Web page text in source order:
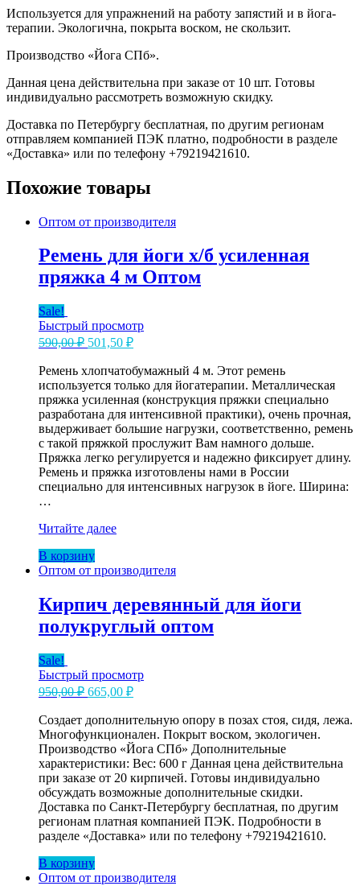
оптом
Используется для упражнений на работу запястий и в йога-
терапии. Экологична, покрыта воском, не скользит.
Производство «Йога СПб».
Данная цена действительна при заказе от 10 шт. Готовы
индивидуально рассмотреть возможную скидку.
Доставка по Петербургу бесплатная, по другим регионам
отправляем компанией ПЭК платно, подробности в разделе
«Доставка» или по телефону +79219421610.
Похожие товары
Оптом от производителя
Ремень для йоги х/б усиленная
пряжка 4 м Оптом
Sale!
Быстрый просмотр
590,00₽ Первоначальная
составляла
590,00 ₽.
501,50 ₽Текущая
501,50 ₽.
Ремень хлопчатобумажный 4 м. Этот ремень
используется только для йогатерапии. Металлическая
пряжка усиленная (конструкция пряжки специально
разработана для интенсивной практики), очень прочная,
выдерживает большие нагрузки, соответственно, ремень
с такой пряжкой прослужит Вам намного дольше.
Пряжка легко регулируется и надежно фиксирует длину.
Ремень и пряжка изготовлены нами в России
специально для интенсивных нагрузок в йоге. Ширина:
…
Ремень
йоги
х/
усиленная
пряжка
4
Оптом
Читайте далее
В корзину
Оптом от производителя
Кирпич деревянный для йоги
полукруглый оптом
Sale!
Быстрый просмотр
950,00₽ Первоначальная
составляла
950,00 ₽.
665,00 ₽Текущая
665,00 ₽.
Создает дополнительную опору в позах стоя, сидя, лежа.
Многофункционален. Покрыт воском, экологичен.
Производство «Йога СПб» Дополнительные
характеристики: Вес: 600 г Данная цена действительна
при заказе от 20 кирпичей. Готовы индивидуально
обсуждать возможные дополнительные скидки.
Доставка по Санкт-Петербургу бесплатная, по другим
регионам платная компанией ПЭК. Подробности в
разделе «Доставка» или по телефону +79219421610.
В корзину
Оптом от производителя